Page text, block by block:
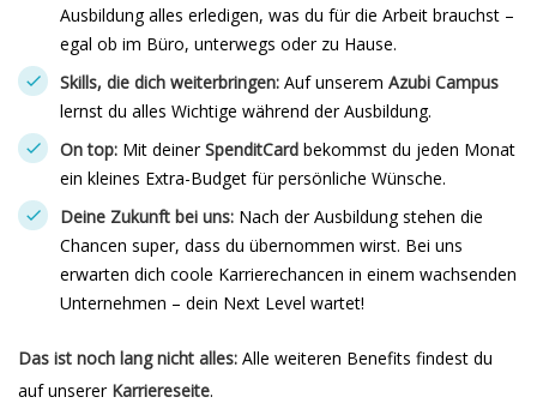
Ausbildung alles erledigen, was du für die Arbeit brauchst –
egal ob im Büro, unterwegs oder zu Hause.
Skills, die dich weiterbringen: Auf unserem Azubi Campus
lernst du alles Wichtige während der Ausbildung.
On top: Mit deinerSpenditCard bekommst du jeden Monat
ein kleines Extra-Budget für persönliche Wünsche.
Deine Zukunft bei uns: Nach der Ausbildung stehen die
Chancen super, dass du übernommen wirst. Bei uns
erwarten dich coole Karrierechancen in einem wachsenden
Unternehmen – dein Next Level wartet!
Das ist noch lang nicht alles: Alle weiteren Benefits findest du
auf unserer Karriereseite.